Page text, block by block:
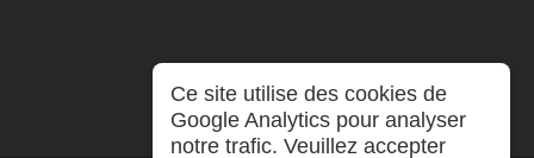
Ce site utilise des cookies de
Google Analytics pour analyser
notre trafic. Veuillez accepter